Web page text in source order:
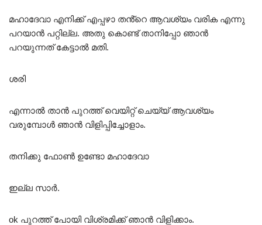
മഹാദേവാ എനിക്ക് എപ്പഴാ തൻ്റെ ആവശ്യം വരിക എന്നു
പറയാൻ പറ്റില്ല. അതു കൊണ്ട് താനിപ്പോ ഞാൻ
പറയുന്നത് കേട്ടാൽ മതി.
ശരി
എന്നാൽ താൻ പുറത്ത് വെയിറ്റ് ചെയ്യ് ആവശ്യം
വരുമ്പോൾ ഞാൻ വിളിപ്പിച്ചോളാം.
തനിക്കു ഫോൺ ഉണ്ടോ മഹാദേവാ
ഇല്ല സാർ.
ok പുറത്ത് പോയി വിശ്രമിക്ക് ഞാൻ വിളിക്കാം.